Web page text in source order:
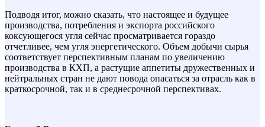
Подводя итог, можно сказать, что настоящее и будущее
производства, потребления и экспорта российского
коксующегося угля сейчас просматривается гораздо
отчетливее, чем угля энергетического. Объем добычи сырья
соответствует перспективным планам по увеличению
производства в КХП, а растущие аппетиты дружественных и
нейтральных стран не дают повода опасаться за отрасль как в
краткосрочной, так и в среднесрочной перспективах.